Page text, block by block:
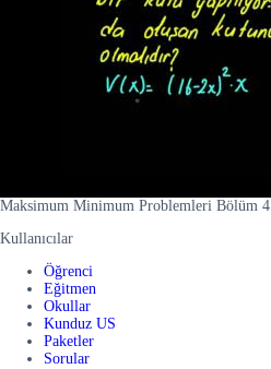
Maksimum Minimum Problemleri Bölüm 4
Kullanıcılar
Öğrenci
Eğitmen
Okullar
Kunduz US
Paketler
Sorular